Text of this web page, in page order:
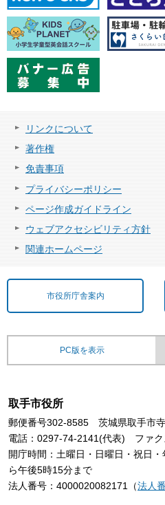
リンクについて
著作権
免責事項
プライバシーポリシー
ページ作成ガイドライン
ウェブアクセシビリティ方針
関連ホームページ
市役所庁舎案内
PC版を表示
取手市役所
郵便番号302-8585 茨城県取手市
電話：0297-74-2141(代表) ファ
開庁時間：土曜日・日曜日・祝日
ら午後5時15分まで
法人番号：4000020082171（法人